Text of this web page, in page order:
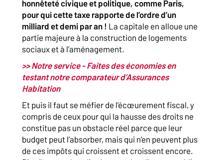
honnêteté civique et politique, comme Paris,
pour qui cette taxe rapporte de l’ordre d’un
milliard et demi par an ! La capitale en alloue une
partie majeure à la construction de logements
sociaux et à l’aménagement.
>> Notre service - Faites des économies en
testant notre comparateur d’Assurances
Habitation
Et puis il faut se méfier de l’écœurement fiscal, y
compris de ceux pour qui la hausse des droits ne
constitue pas un obstacle réel parce que leur
budget peut l’absorber, mais qui n’en peuvent plus
de ces impôts qui croissent et croissent encore.